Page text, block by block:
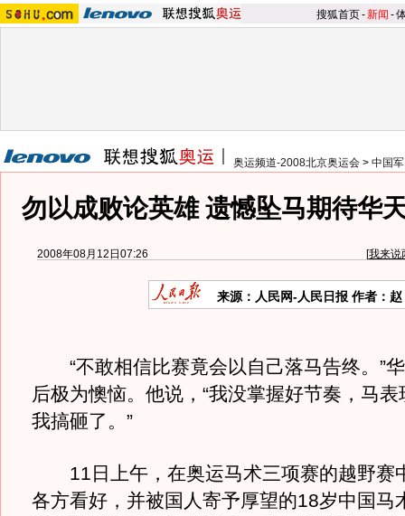
搜狐首页-新闻 -
奥运频道-2008北京奥运会 > 中国
勿以成败论英雄 遗憾坠马期待华
2008年08月12日07:26 [我来说
来源：人民网-人民日报 作者：赵
“不敢相信比赛竟会以自己落马告终。”
后极为懊恼。他说，“我没掌握好节奏，马
我搞砸了。”
11日上午，在奥运马术三项赛的越野赛
各方看好，并被国人寄予厚望的18岁中国马